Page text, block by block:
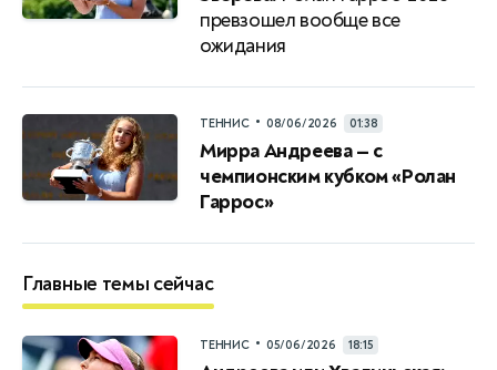
превзошел вообще все
ожидания
ТЕННИС • 08/06/2026 01:38
Мирра Андреева — с
чемпионским кубком «Ролан
Гаррос»
Главные темы сейчас
ТЕННИС • 05/06/2026 18:15